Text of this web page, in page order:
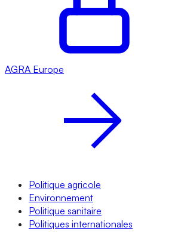
AGRA Europe
Politique agricole
Environnement
Politique sanitaire
Politiques internationales